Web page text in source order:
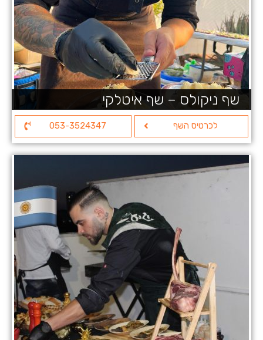
שף ניקולס – שף איטלקי
לכרטיס השף 053-3524347